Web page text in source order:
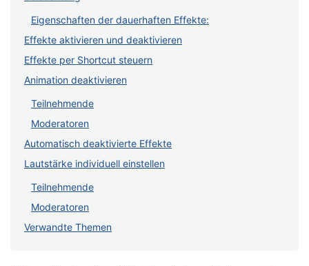
Eigenschaften der dauerhaften Effekte:
Effekte aktivieren und deaktivieren
Effekte per Shortcut steuern
Animation deaktivieren
Teilnehmende
Moderatoren
Automatisch deaktivierte Effekte
Lautstärke individuell einstellen
Teilnehmende
Moderatoren
Verwandte Themen